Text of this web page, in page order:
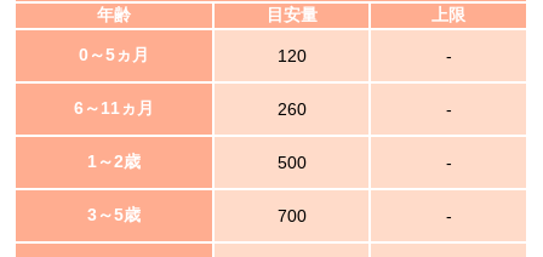
年齢
目安量 上限
0～5ヵ月 120 -
6～11ヵ月 260 -
1～2歳 500 -
3～5歳 700 -